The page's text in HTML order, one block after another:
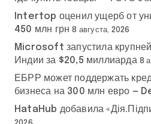
Intertop оценил ущерб от
450 млн грн 8 августа, 2026
Microsoft запустила
Индии за $20,5 миллиарда 8
ЕБРР может поддержать
бизнеса на 300 млн евро —
HataHub добавила